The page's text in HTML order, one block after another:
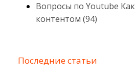
Вопросы по Youtube
контентом (94)
Последние статьи